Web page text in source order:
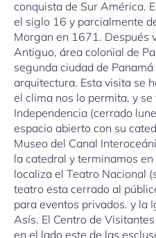
conquista de Sur América.
el siglo 16 y parcialmente
Morgan en 1671. Después
Antiguo, área colonial de
segunda ciudad de
arquitectura. Esta visita se
el clima nos lo permita, y
Independencia (cerrado
espacio abierto con su
Museo del Canal
la catedral y terminamos
localiza el Teatro Nacional
teatro esta cerrado al
para eventos privados. y la
Asís. El Centro de
en el lado este de las